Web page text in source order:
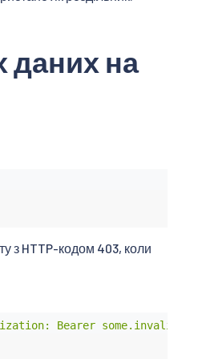
даних на
з HTTP-кодом 403, коли
Bearer some.invalid.token"